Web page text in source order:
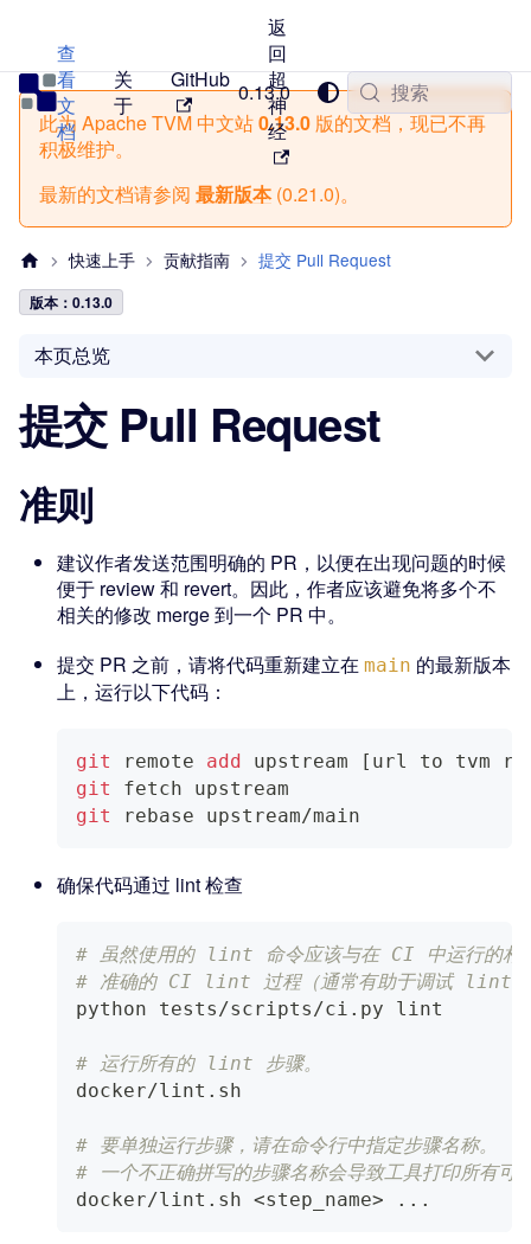
TVM 中文站
查
看
文
档
关
于
GitHub
返
回
超
神
经
0.13.0
搜索
此为 Apache TVM 中文站0.13.0 版的文档，现已不再
积极维护。
最新的文档请参阅 最新版本(0.21.0)。
快速上手 贡献指南 提交 Pull Request
版本：0.13.0
本页总览
提交 Pull Request
准则
建议作者发送范围明确的 PR，以便在出现问题的时候
便于 review 和 revert。因此，作者应该避免将多个不
相关的修改 merge 到一个 PR 中。
提交 PR 之前，请将代码重新建立在 main 的最新版本
上，运行以下代码：
git remote add upstream [ url to tvm
git
fetch upstream
git
rebase upstream/main
确保代码通过 lint 检查
# 虽然使用的 lint 命令应该与在 CI 中运行的相
# 准确的 CI lint 过程（通常有助于调试 lint 脚
python tests/scripts/ci.py lint
# 运行所有的 lint 步骤。
docker/lint.sh
# 要单独运行步骤，请在命令行中指定步骤名称。
# 一个不正确拼写的步骤名称会导致工具打印所有可
docker/lint.sh <step_name> .. .